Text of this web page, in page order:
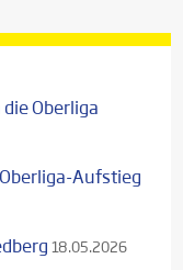
Oberliga
Aufstieg
18.05.2026